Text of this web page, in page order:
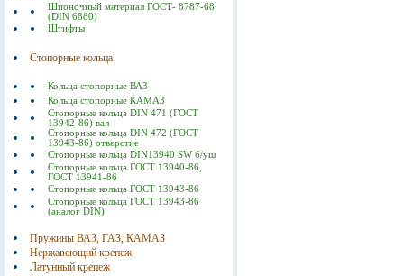
Шпоночный материал ГОСТ- 8787-68
(DIN 6880)
Штифты
Стопорные кольца
Кольца стопорные ВАЗ
Кольца стопорные КАМАЗ
Стопорные кольца DIN 471 (ГОСТ
13942-86) вал
Стопорные кольца DIN 472 (ГОСТ
13943-86) отверстие
Стопорные кольца DIN13940 SW б/уш
Стопорные кольца ГОСТ 13940-86,
ГОСТ 13941-86
Стопорные кольца ГОСТ 13943-86
Стопорные кольца ГОСТ 13943-86
(аналог DIN)
Пружины ВАЗ, ГАЗ, КАМАЗ
Нержавеющий крепеж
Латунный крепеж